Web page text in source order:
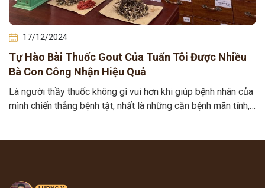
17/12/2024
Tự Hào Bài Thuốc Gout Của Tuấn Tôi Được Nhiều
Bà Con Công Nhận Hiệu Quả
Là người thầy thuốc không gì vui hơn khi giúp bệnh nhân của
mình chiến thắng bệnh tật, nhất là những căn bệnh mãn tính,…